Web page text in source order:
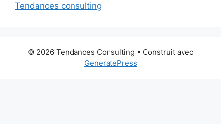
Tendances consulting
© 2026 Tendances Consulting • Construit avec
GeneratePress